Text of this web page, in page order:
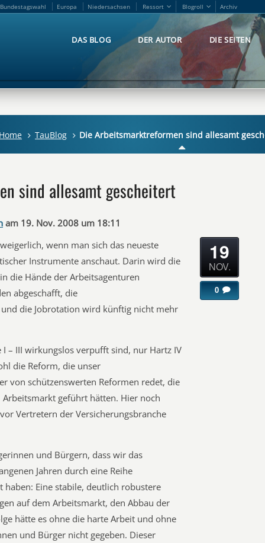
Bundestagswahl Europa Niedersachsen Ressort Blogroll Archiv
DAS BLOG DER AUTOR DIE SEITEN
TauBlog Die Arbeitsmarktreformen sind allesamt
sind allesamt gescheitert
am 19. Nov. 2008 um 18:11
wenn man sich das neueste
Instrumente anschaut. Darin wird die
die Hände der Arbeitsagenturen
abgeschafft, die
die Jobrotation wird künftig nicht mehr
– III wirkungslos verpufft sind, nur Hartz IV
die Reform, die unser
von schützenswerten Reformen redet, die
geführt hätten. Hier noch
Vertretern der Versicherungsbranche
und Bürgern, dass wir das
Jahren durch eine Reihe
Eine stabile, deutlich robustere
auf dem Arbeitsmarkt, den Abbau der
hätte es ohne die harte Arbeit und ohne
und Bürger nicht gegeben. Dieser
19
NOV.
0
Bundestagswahl Europa Niedersachsen Ressort Blogroll Archiv
DAS BLOG DER AUTOR DIE SEITEN